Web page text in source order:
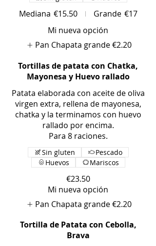
Mediana €15.50 Grande €17
Mi nueva opción
Pan Chapata grande€2.20
Tortillas de patata con Chatka,
Mayonesa y Huevo rallado
Patata elaborada con aceite de oliva
virgen extra, rellena de mayonesa,
chatka y la terminamos con huevo
rallado por encima.
Para 8 raciones.
€23.50
Sin gluten
Pescado
Huevos
Mariscos
Mi nueva opción
Pan Chapata grande€2.20
Tortilla de Patata con Cebolla,
Brava